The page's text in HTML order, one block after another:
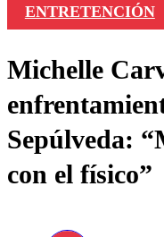
ENTRETENCIÓN
Michelle
Sepúlveda:
con el físico”